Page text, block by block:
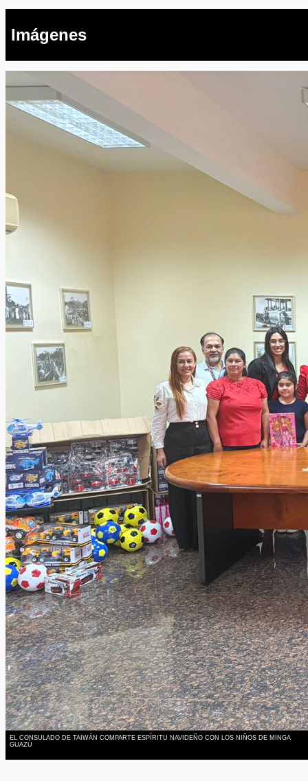
Imágenes
EL CONSULADO DE TAIWÁN COMPARTE ESPÍRITU NAVIDEÑO CON LOS NIÑOS DE MINGA
GUAZÚ